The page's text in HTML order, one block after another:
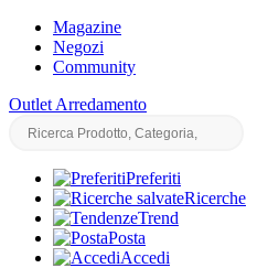
Magazine
Negozi
Community
Outlet Arredamento
Preferiti
Ricerche
Trend
Posta
Accedi